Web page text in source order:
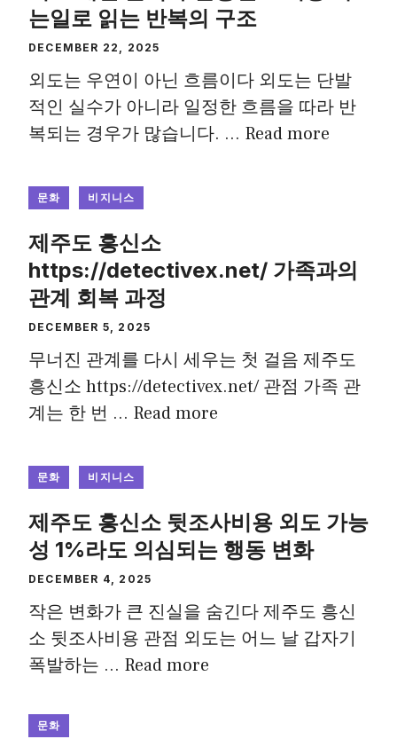
는일로 읽는 반복의 구조
DECEMBER 22, 2025
외도는 우연이 아닌 흐름이다 외도는 단발
적인 실수가 아니라 일정한 흐름을 따라 반
복되는 경우가 많습니다. … Read more
문화 비지니스
제주도 흥신소
https://detectivex.net/ 가족과의
관계 회복 과정
DECEMBER 5, 2025
무너진 관계를 다시 세우는 첫 걸음 제주도
흥신소 https://detectivex.net/ 관점 가족 관
계는 한 번 … Read more
문화 비지니스
제주도 흥신소 뒷조사비용 외도 가능
성 1%라도 의심되는 행동 변화
DECEMBER 4, 2025
작은 변화가 큰 진실을 숨긴다 제주도 흥신
소 뒷조사비용 관점 외도는 어느 날 갑자기
폭발하는 … Read more
문화